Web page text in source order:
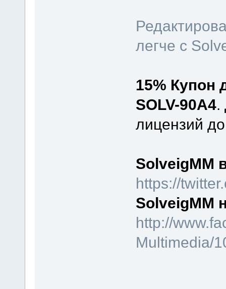
легче с
15% Купон
SOLV-90A4.
лицензий
SolveigMM
https://
SolveigMM
http://
Multimedia/